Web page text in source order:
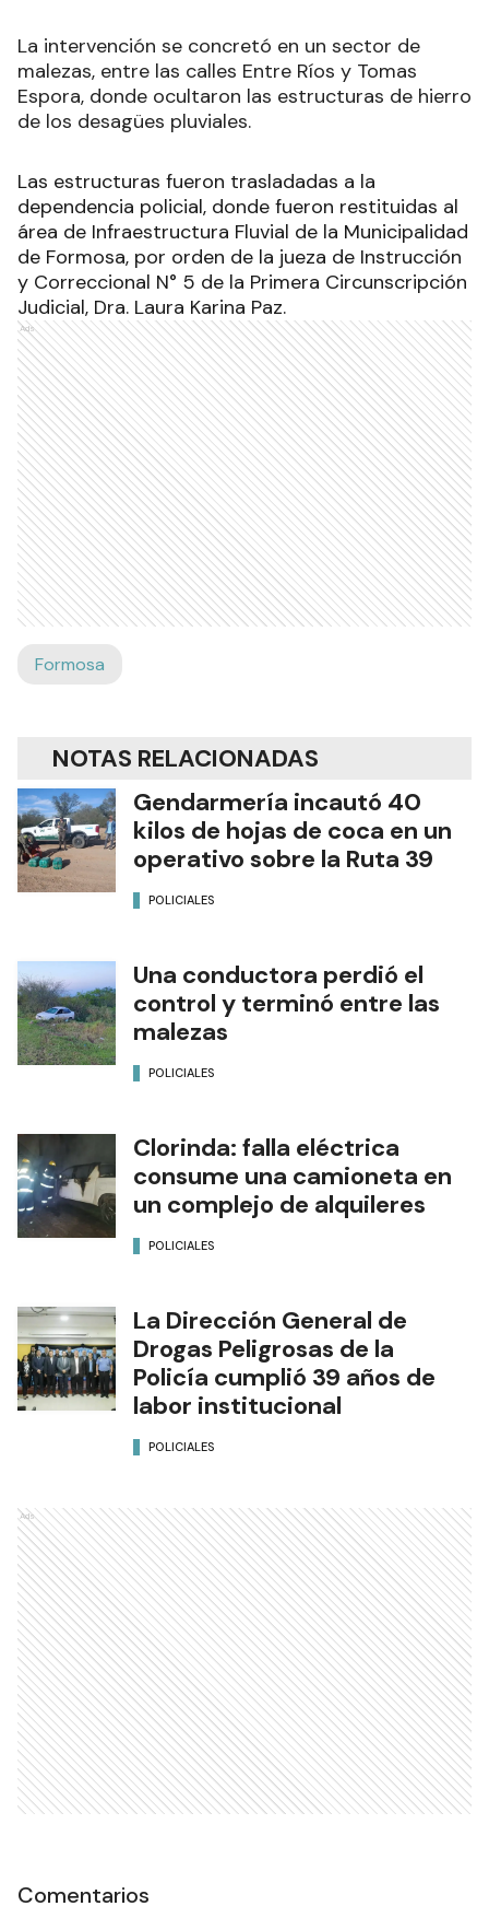
La intervención se concretó en un sector de
malezas, entre las calles Entre Ríos y Tomas
Espora, donde ocultaron las estructuras de hierro
de los desagües pluviales.
Las estructuras fueron trasladadas a la
dependencia policial, donde fueron restituidas al
área de Infraestructura Fluvial de la Municipalidad
de Formosa, por orden de la jueza de Instrucción
y Correccional N° 5 de la Primera Circunscripción
Judicial, Dra. Laura Karina Paz.
Ads
Formosa
NOTAS RELACIONADAS
Gendarmería incautó 40
kilos de hojas de coca en un
operativo sobre la Ruta 39
POLICIALES
Una conductora perdió el
control y terminó entre las
malezas
POLICIALES
Clorinda: falla eléctrica
consume una camioneta en
un complejo de alquileres
POLICIALES
La Dirección General de
Drogas Peligrosas de la
Policía cumplió 39 años de
labor institucional
POLICIALES
Ads
Comentarios